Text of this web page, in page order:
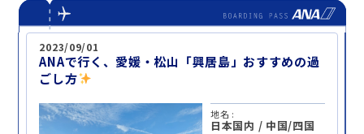
2023/09/01
ANAで行く、愛媛・松山「興居島」おすすめの過
ごし方
地名 :
日本国内 / 中国/四国